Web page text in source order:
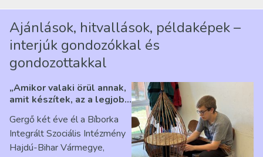
Ajánlások, hitvallások, példaképek –
interjúk gondozókkal és
gondozottakkal
„Amikor valaki örül annak,
amit készítek, az a legjobb
Ribárszky Gergő ellátottal
Gergő két éve él a Bíborka
Integrált Szociális Intézmény
Hajdú-Bihar Vármegye,